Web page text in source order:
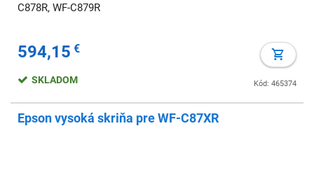
C878R, WF-C879R
594,15 €
Kód: 465374
SKLADOM
Epson vysoká skriňa pre WF-C87XR